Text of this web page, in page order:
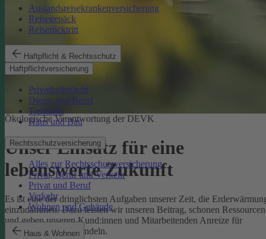
Auslandsreisekrankenversicherung
Reisegepäck
Reiserücktritt
Haftpflicht & Rechtsschutz
Haftpflichtversicherung
Privathaftpflicht
Dienst und Beruf
Tierhalter
Haus und Bau
Rechtsschutzversicherung
Alles zur Rechtsschutzversicherung
Privat, Beruf und Verkehr
Privat und Beruf
Verkehr
Wohnen und Gebäude
Haus & Wohnen
Ökologische Verantwortung der DEVK
Unser Einsatz für eine
lebenswerte Zukunft
Es ist eine der dringlichsten Aufgaben unserer Zeit, die
einzudämmen. Dazu leisten wir unseren Beitrag, schonen Ressourcen
und geben unseren Kund:innen und Mitarbeitenden Anreize für
umweltbewusstes Handeln.